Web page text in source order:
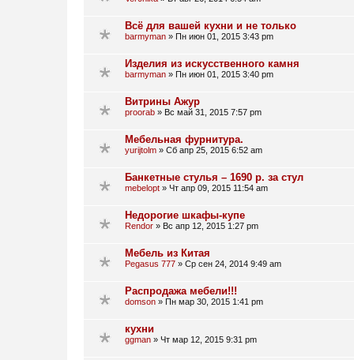
Всё для вашей кухни и не только
barmyman » Пн июн 01, 2015 3:43 pm
Изделия из искусственного камня
barmyman » Пн июн 01, 2015 3:40 pm
Витрины Ажур
proorab » Вс май 31, 2015 7:57 pm
Мебельная фурнитура.
yurijtolm » Сб апр 25, 2015 6:52 am
Банкетные стулья – 1690 р. за стул
mebelopt » Чт апр 09, 2015 11:54 am
Недорогие шкафы-купе
Rendor » Вс апр 12, 2015 1:27 pm
Мебель из Китая
Pegasus 777 » Ср сен 24, 2014 9:49 am
Распродажа мебели!!!
domson » Пн мар 30, 2015 1:41 pm
кухни
ggman » Чт мар 12, 2015 9:31 pm